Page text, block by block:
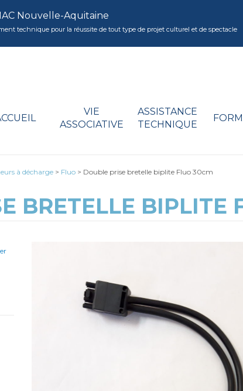
Nouvelle-Aquitaine
technique pour la réussite de tout type de projet culturel et de spectacle
VIE
ASSOCIATIVE
ASSISTANCE
TECHNIQUE
à décharge > Fluo > Double prise bretelle biplite Fluo 30cm
BRETELLE BIPLITE